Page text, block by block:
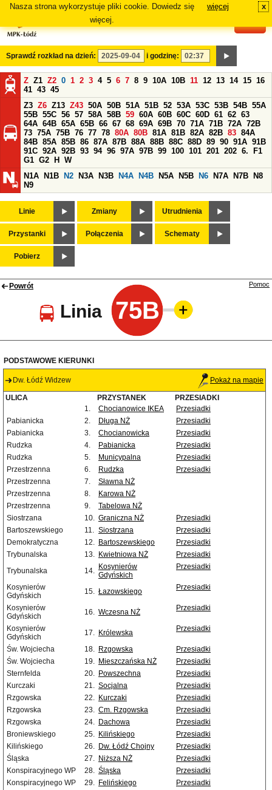
Nasza strona wykorzystuje pliki cookie. Dowiedz się
więcej.
więcej x
Sprawdź rozkład na dzień: i godzinę:
Z Z1 Z2 0 1 2 3 4 5 6 7 8 9 10A 10B 11 12 13 14 15 16
41 43 45
Z3 Z6 Z13 Z43 50A 50B 51A 51B 52 53A 53C 53B 54B 55A
55B 55C 56 57 58A 58B 59 60A 60B 60C 60D 61 62 63
64A 64B 65A 65B 66 67 68 69A 69B 70 71A 71B 72A 72B
73 75A 75B 76 77 78 80A 80B 81A 81B 82A 82B 83 84A
84B 85A 85B 86 87A 87B 88A 88B 88C 88D 89 90 91A 91B
91C 92A 92B 93 94 96 97A 97B 99 100 101 201 202 6.
F1
G1 G2 H
W
N1A
N1B N2 N3A N3B N4A N4B N5A N5B N6 N7A N7B
N8
N9
Linie Zmiany Utrudnienia
Przystanki Połączenia Schematy
Pobierz
Powrót
Linia 75B
Pomoc
PODSTAWOWE KIERUNKI
Dw. Łódź Widzew Pokaż na mapie
ULICA PRZYSTANEK
PRZESIADKI
1.
Chocianowice IKEA
Przesiadki
Pabianicka
2. Długa NŻ
Przesiadki
Pabianicka
3. Chocianowicka
Przesiadki
Rudzka
4. Pabianicka
Przesiadki
Rudzka
5. Municypalna
Przesiadki
Przestrzenna
6. Rudzka
Przesiadki
Przestrzenna
7.
Sławna NŻ
Przestrzenna
8.
Karowa NŻ
Przestrzenna
9.
Tabelowa NŻ
Siostrzana
10. Graniczna NŻ
Przesiadki
Bartoszewskiego
11. Siostrzana
Przesiadki
Demokratyczna
12. Bartoszewskiego
Przesiadki
Trybunalska
13. Kwietniowa NŻ
Przesiadki
Trybunalska
14. Kosynierów
Gdyńskich
Przesiadki
Kosynierów
Gdyńskich
15. Łazowskiego Przesiadki
Kosynierów
Gdyńskich
16. Wczesna NŻ Przesiadki
Kosynierów
Gdyńskich
17. Królewska Przesiadki
Św. Wojciecha 18. Rzgowska
Przesiadki
Św. Wojciecha
19. Mieszczańska NŻ
Przesiadki
Sternfelda
20. Powszechna
Przesiadki
Kurczaki
21. Socjalna
Przesiadki
Rzgowska
22. Kurczaki
Przesiadki
Rzgowska
23. Cm. Rzgowska
Przesiadki
Rzgowska
24. Dachowa
Przesiadki
Broniewskiego
25. Kilińskiego
Przesiadki
Kilińskiego
26. Dw. Łódź Chojny
Przesiadki
Śląska
27. Niższa NŻ
Przesiadki
Konspiracyjnego WP
28. Śląska
Przesiadki
Konspiracyjnego WP
29. Felińskiego
Przesiadki